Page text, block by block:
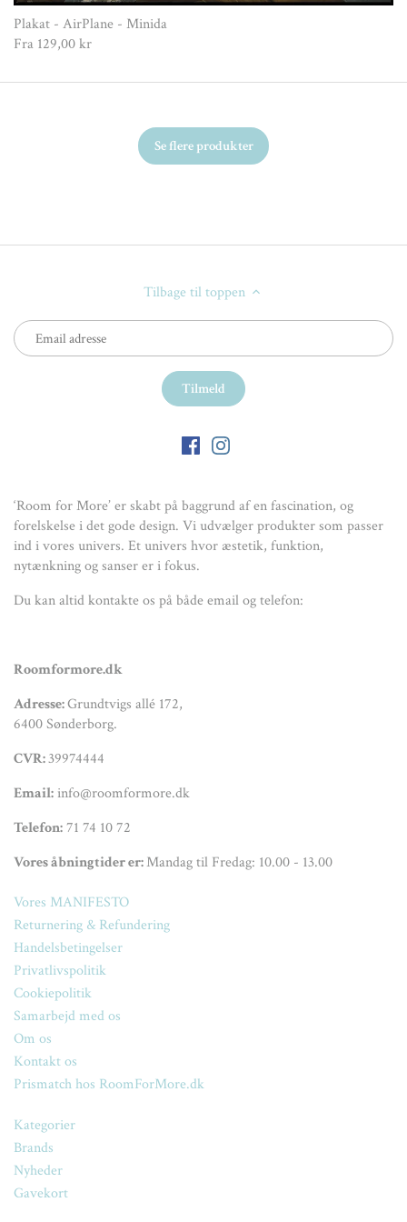
Plakat - AirPlane - Minida
Fra 129,00 kr
Se flere produkter
Tilbage til toppen
‘Room for More’ er skabt på baggrund af en fascination, og
forelskelse i det gode design. Vi udvælger produkter som passer
ind i vores univers. Et univers hvor æstetik, funktion,
nytænkning og sanser er i fokus.
Du kan altid kontakte os på både email og telefon:
Roomformore.dk
Adresse:Grundtvigs allé 172,
6400 Sønderborg.
CVR:39974444
Email:info@roomformore.dk
Telefon:71 74 10 72
Vores åbningtider er:Mandag til Fredag: 10.00 - 13.00
Vores MANIFESTO
Returnering & Refundering
Handelsbetingelser
Privatlivspolitik
Cookiepolitik
Samarbejd med os
Om os
Kontakt os
Prismatch hos RoomForMore.dk
Kategorier
Brands
Nyheder
Gavekort